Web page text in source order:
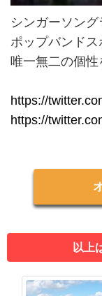
シンガーソン
ポップバンド
唯一無二の個性
https://
https://
以上